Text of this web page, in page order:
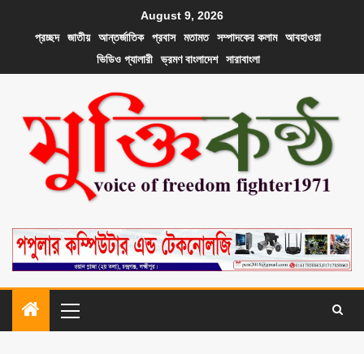
August 9, 2026
প্রচ্ছদ
জাতীয় আন্তর্জাতিক প্রবাস মতামত সম্পাদকের কলাম
আবহাওয়া
ভিডিও গ্যালারী
ভ্রমণ বাংলাদেশ সারাবাংলা